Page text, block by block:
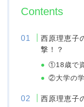
Contents
西原理恵子
撃！？
①18歳で
②大学の
西原理恵子